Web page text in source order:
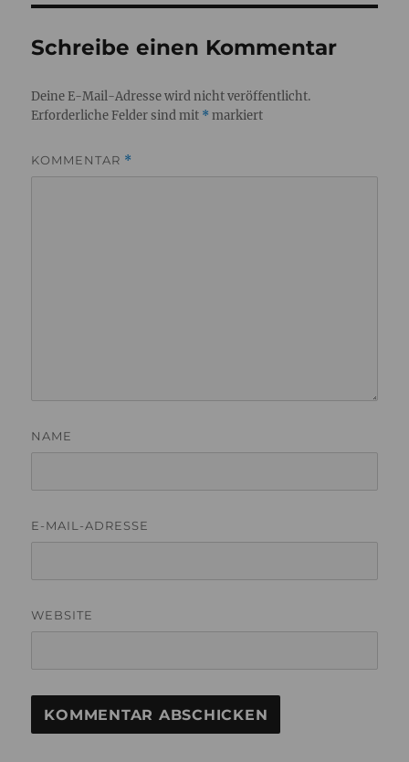
Schreibe einen Kommentar
Deine E-Mail-Adresse wird nicht veröffentlicht.
Erforderliche Felder sind mit * markiert
KOMMENTAR *
NAME
E-MAIL-ADRESSE
WEBSITE